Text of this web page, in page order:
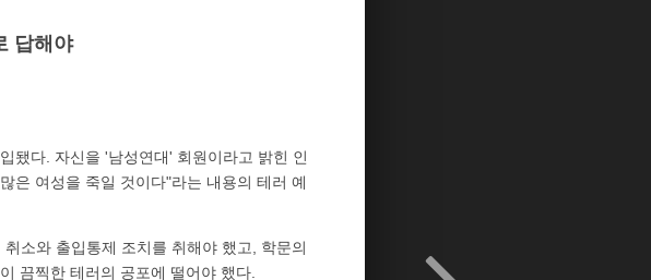
답해야
됐다. 자신을 '남성연대' 회원이라고 밝힌 인
은 여성을 죽일 것이다"라는 내용의 테러 예
소와 출입통제 조치를 취해야 했고, 학문의
끔찍한 테러의 공포에 떨어야 했다.